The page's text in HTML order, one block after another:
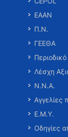
ΕΑΑΝ
Π.Ν.
ΓΕΕΘΑ
Λέσχη
Ν.Ν.Α.
Αγγελίες
Ε.Μ.Υ.
Οδηγίες